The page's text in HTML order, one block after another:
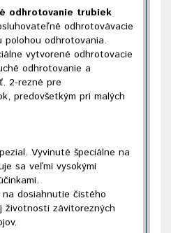
odhrotovanie trubiek
odhrotovávacie
odhrotovania.
vytvorené odhrotovacie
odhrotovanie a
2-rezné pre
predovšetkým pri malých
Vyvinuté špeciálne na
sa veľmi vysokými
dosiahnutie čistého
životnosti závitorezných